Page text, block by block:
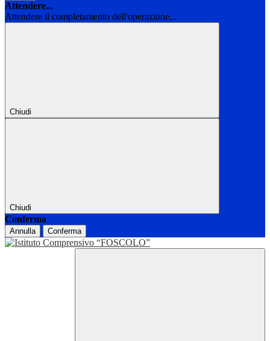
Attendere...
Attendere il completamento dell'operazione...
Chiudi
Chiudi
Conferma
Annulla Conferma